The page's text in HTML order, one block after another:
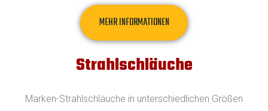
MEHR INFORMATIONEN
Strahlschläuche
Marken-Strahlschläuche in unterschiedlichen Größen